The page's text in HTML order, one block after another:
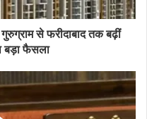
से फरीदाबाद तक बढ़ीं
बड़ा फैसला